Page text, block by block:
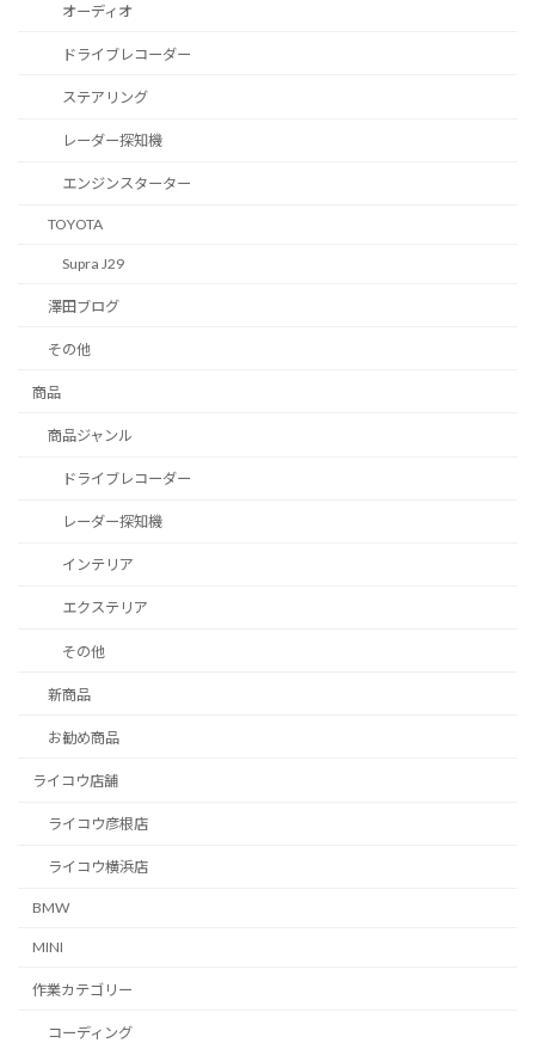
オーディオ
ドライブレコーダー
ステアリング
レーダー探知機
エンジンスターター
TOYOTA
Supra J29
澤田ブログ
その他
商品
商品ジャンル
ドライブレコーダー
レーダー探知機
インテリア
エクステリア
その他
新商品
お勧め商品
ライコウ店舗
ライコウ彦根店
ライコウ横浜店
BMW
MINI
作業カテゴリー
コーディング